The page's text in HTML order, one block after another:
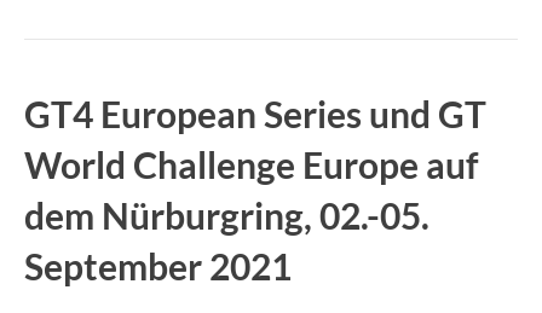
GT4 European Series und GT
World Challenge Europe auf
dem Nürburgring, 02.-05.
September 2021